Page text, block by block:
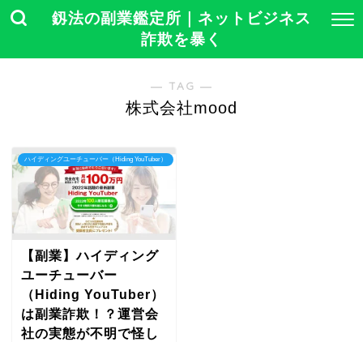
釼法の副業鑑定所｜ネットビジネス
詐欺を暴く
― TAG ―
株式会社mood
ハイディングユーチューバー（Hiding YouTuber）
【副業】ハイディング
ユーチューバー
（Hiding YouTuber）
は副業詐欺！？運営会
社の実態が不明で怪し